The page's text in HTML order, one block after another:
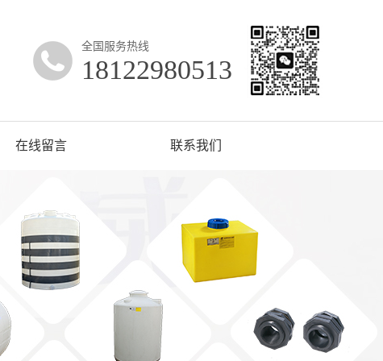
全国服务热线
18122980513
在线留言 联系我们